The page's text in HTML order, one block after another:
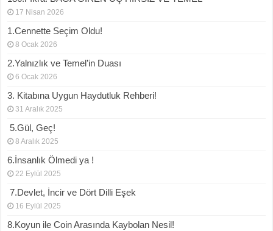
17 Nisan 2026
1.Cennette Seçim Oldu!
8 Ocak 2026
2.Yalnızlık ve Temel’in Duası
6 Ocak 2026
3. Kitabına Uygun Haydutluk Rehberi!
31 Aralık 2025
5.Gül, Geç!
8 Aralık 2025
6.İnsanlık Ölmedi ya !
22 Eylül 2025
7.Devlet, İncir ve Dört Dilli Eşek
16 Eylül 2025
8.Koyun ile Coin Arasında Kaybolan Nesil!